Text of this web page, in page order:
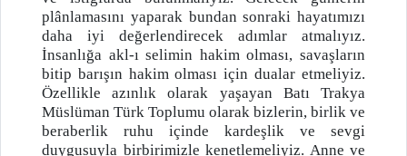
plânlamasını yaparak bundan sonraki hayatımızı
daha iyi değerlendirecek adımlar atmalıyız.
İnsanlığa akl-ı selimin hakim olması, savaşların
bitip barışın hakim olması için dualar etmeliyiz.
Özellikle azınlık olarak yaşayan Batı Trakya
Müslüman Türk Toplumu olarak bizlerin, birlik ve
beraberlik ruhu içinde kardeşlik ve sevgi
duygusuyla birbirimizle kenetlemeliyiz. Anne ve